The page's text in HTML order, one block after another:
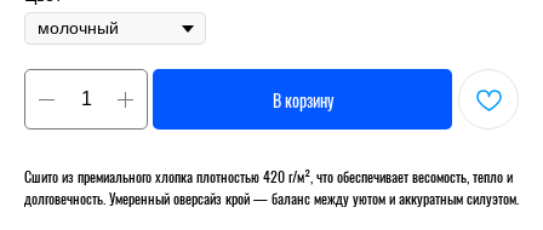
В корзину
Сшито из премиального хлопка плотностью 420 г/м², что обеспечивает весомость, тепло и
долговечность. Умеренный оверсайз крой — баланс между уютом и аккуратным силуэтом.